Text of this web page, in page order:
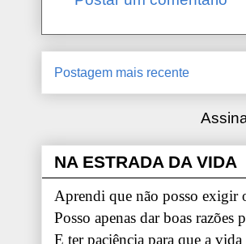
Postagem mais recente
NA ESTRADA DA VIDA
Aprendi que não posso exigir
Posso apenas dar boas razões
E ter paciência para que a vida